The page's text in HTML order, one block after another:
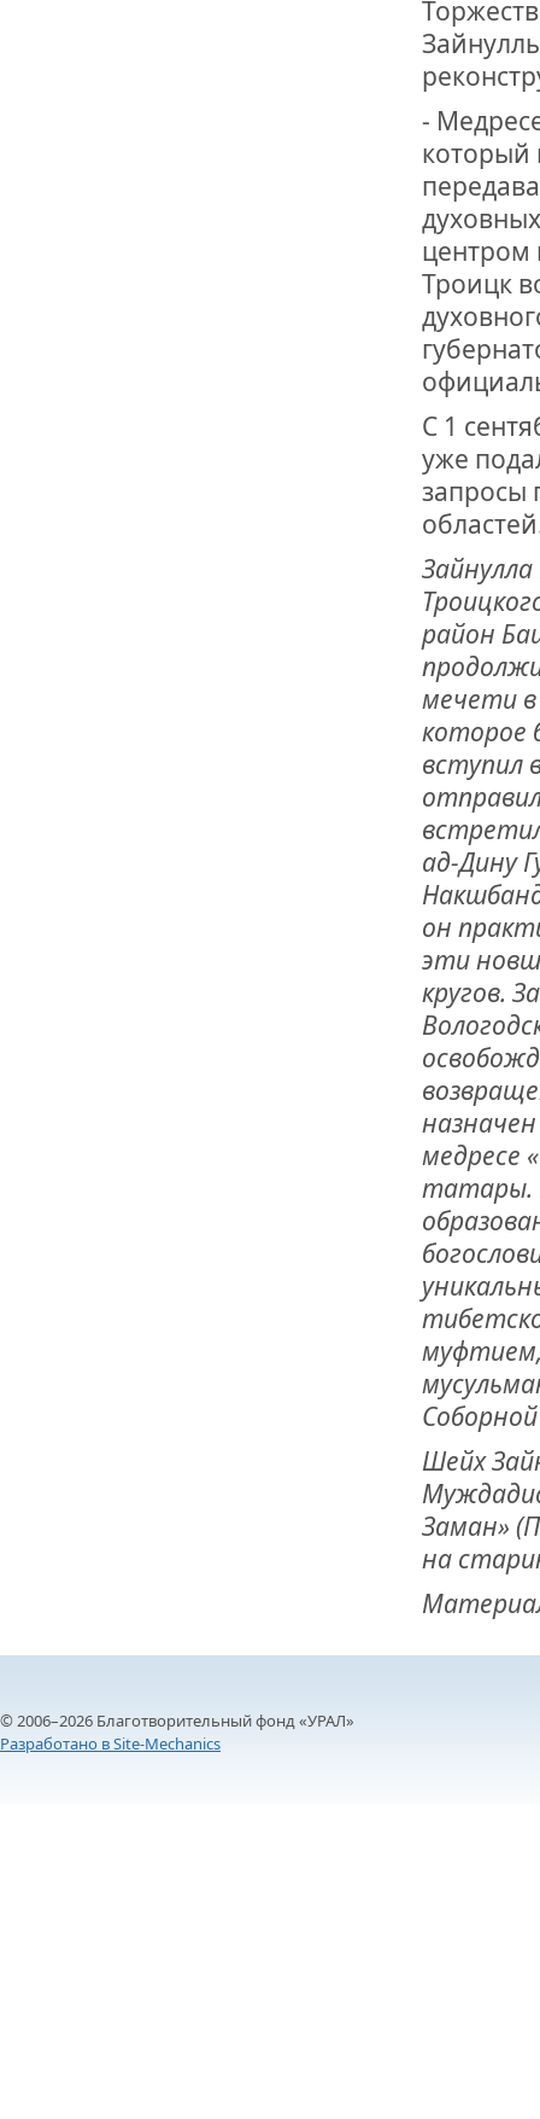
-
который
центром
Троицк
С 1
уже
запросы
район
мечети в
которое
вступил
ад-Дину
он
эти
кругов.
медресе
татары.
муфтием,
Шейх
Заман»
на
© 2006–2026 Благотворительный фонд «УРАЛ»
Разработано в Site-Mechanics